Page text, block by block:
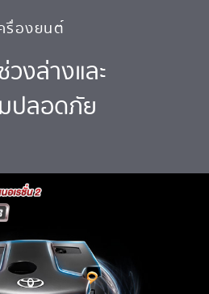
รื่องยนต์
วงล่างและ
ปลอดภัย